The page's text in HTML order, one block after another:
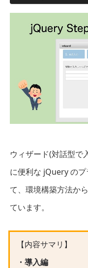
ウィザード(対話型で
に便利な jQuery の
て、環境構築方法か
ています。
【内容サマリ】
・導入編